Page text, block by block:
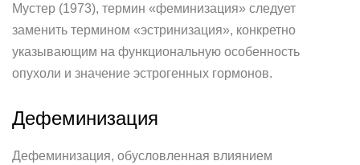
Мустер (1973), термин «феминизация» следует
заменить термином «эстринизация», конкретно
указывающим на функциональную особенность
опухоли и значение эстрогенных гормонов.
Дефеминизация
Дефеминизация, обусловленная влиянием